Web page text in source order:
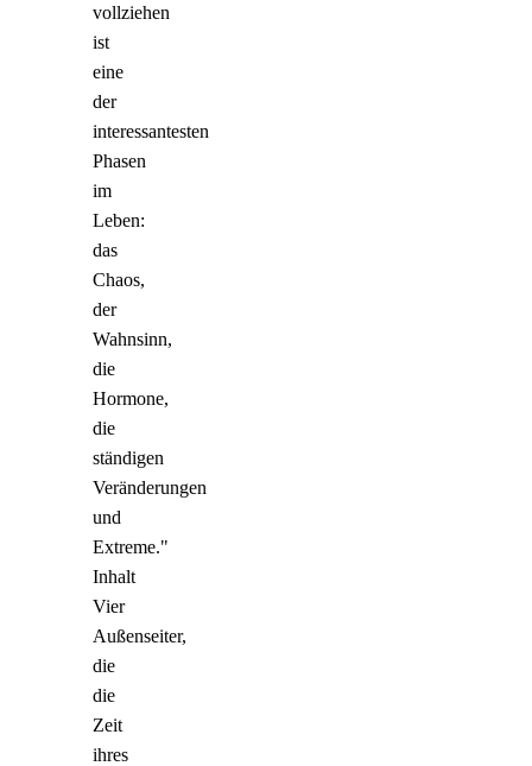
vollziehen
ist
eine
der
interessantesten
Phasen
im
Leben:
das
Chaos,
der
Wahnsinn,
die
Hormone,
die
ständigen
Veränderungen
und
Extreme."
Inhalt
Vier
Außenseiter,
die
die
Zeit
ihres